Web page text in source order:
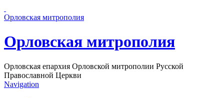
Орловская митрополия
Орловская митрополия
Орловская епархия Орловской митрополии Русской
Православной Церкви
Navigation